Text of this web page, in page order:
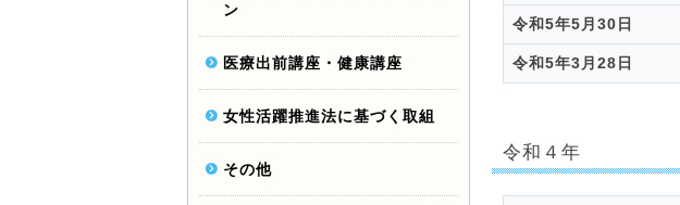
令和5年5月30日
令和5年3月28日
令和４年
ン
医療出前講座・健康講座
女性活躍推進法に基づく取組
その他